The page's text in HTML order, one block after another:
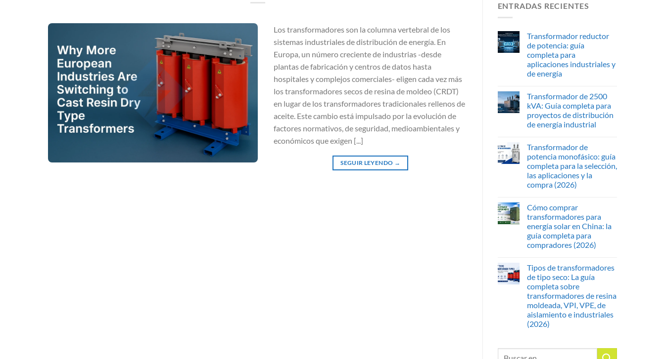
Los transformadores son la columna vertebral de los
sistemas industriales de distribución de energía. En
Europa, un número creciente de industrias -desde
plantas de fabricación y centros de datos hasta
hospitales y complejos comerciales- eligen cada vez más
los transformadores secos de resina de moldeo (CRDT)
en lugar de los transformadores tradicionales rellenos de
aceite. Este cambio está impulsado por la evolución de
factores normativos, de seguridad, medioambientales y
económicos que exigen [...]
SEGUIR LEYENDO →
ENTRADAS RECIENTES
Transformador reductor
de potencia: guía
completa para
aplicaciones industriales y
de energía
Transformador de 2500
kVA: Guía completa para
proyectos de distribución
de energía industrial
Transformador de
potencia monofásico: guía
completa para la selección,
las aplicaciones y la
compra (2026)
Cómo comprar
transformadores para
energía solar en China: la
guía completa para
compradores (2026)
Tipos de transformadores
de tipo seco: La guía
completa sobre
transformadores de resina
moldeada, VPI, VPE, de
aislamiento e industriales
(2026)